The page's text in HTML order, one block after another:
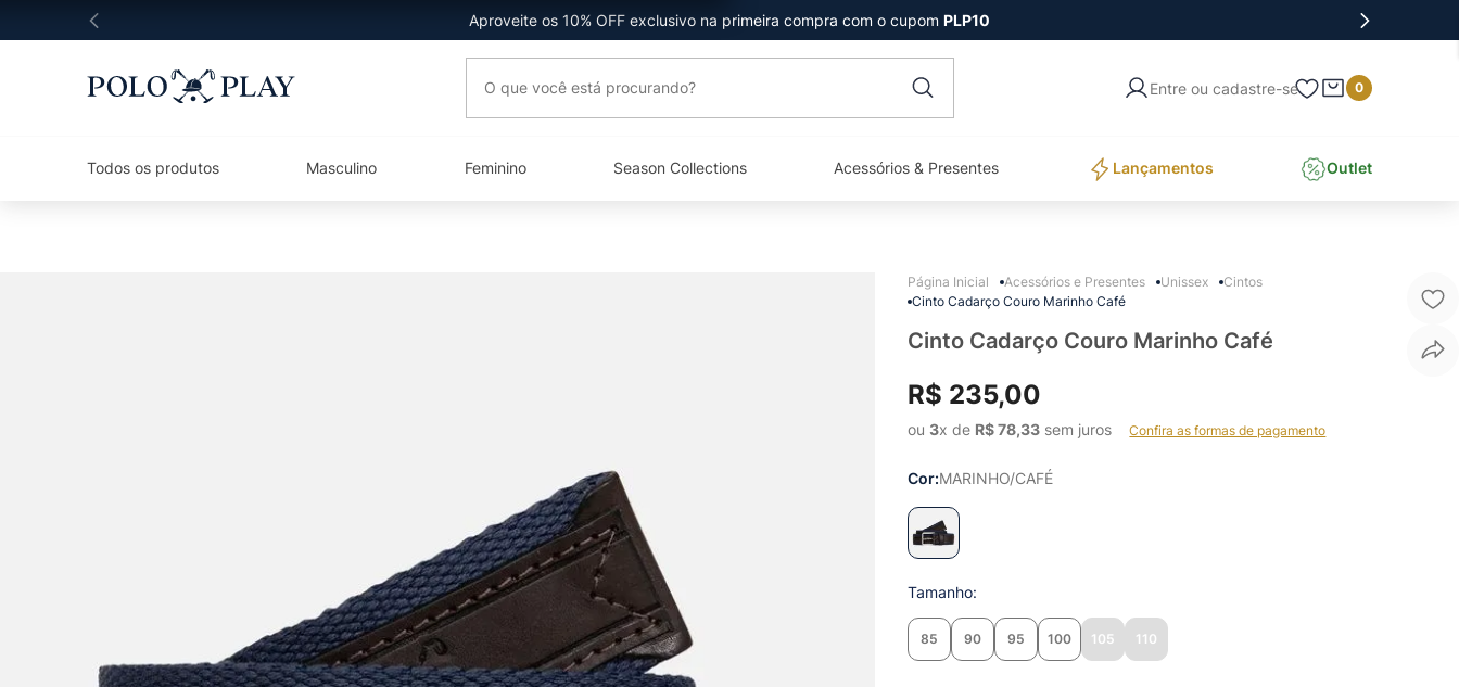
Aproveite os 10% OFF exclusivo na primeira compra com o cupom PLP10
Entre ou cadastre-se 0
Todos os produtos Masculino Feminino Season Collections Acessórios & Presentes Lançamentos Outlet
Acessórios e Presentes Unissex
Cintos
Cinto Cadarço Couro Marinho Café
Cinto Cadarço Couro Marinho Café
R$ 235,00
ou 3x de R$ 78,33 sem juros Confira as formas de pagamento
Tamanho
85 90 95 100 105 110
Cor MARINHO/CAFÉ